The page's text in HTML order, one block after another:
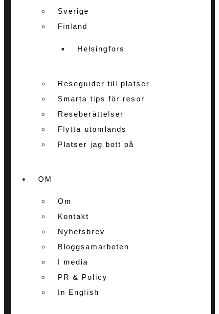
Sverige
Finland
Helsingfors
Reseguider till platser
Smarta tips för resor
Reseberättelser
Flytta utomlands
Platser jag bott på
OM
Om
Kontakt
Nyhetsbrev
Bloggsamarbeten
I media
PR & Policy
In English